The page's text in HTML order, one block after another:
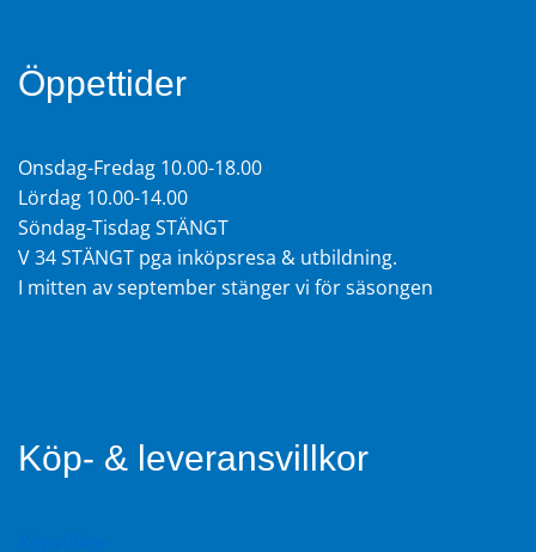
Öppettider
Onsdag-Fredag 10.00-18.00
Lördag 10.00-14.00
Söndag-Tisdag STÄNGT
V 34 STÄNGT pga inköpsresa & utbildning.
I mitten av september stänger vi för säsongen
Köp- & leveransvillkor